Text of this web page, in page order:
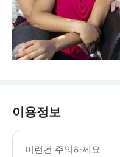
이용정보
이런건 주의하세요